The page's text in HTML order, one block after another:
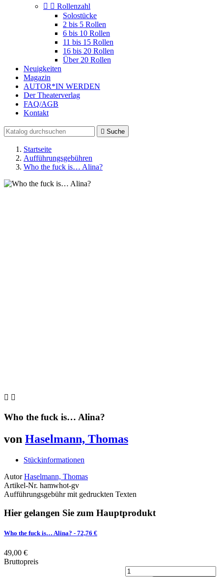
  Rollenzahl
Solostücke
2 bis 5 Rollen
6 bis 10 Rollen
11 bis 15 Rollen
16 bis 20 Rollen
Über 20 Rollen
Neuigkeiten
Magazin
AUTOR*IN WERDEN
Der Theaterverlag
FAQ/AGB
Kontakt
 Suche
Startseite
Aufführungsgebühren
Who the fuck is… Alina?
 
Who the fuck is… Alina?
von Haselmann, Thomas
Stückinformationen
Autor Haselmann, Thomas
Artikel-Nr. hamwhot-gv
Aufführungsgebühr mit gedruckten Texten
Hier gelangen Sie zum Hauptprodukt
Who the fuck is… Alina? - 72,76 €
49,00 €
Bruttopreis